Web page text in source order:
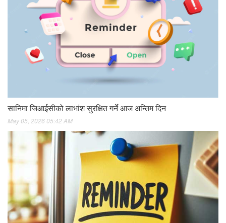
सानिमा जिआईसीको लाभांश सुरक्षित गर्ने आज अन्तिम दिन
May 05, 2026 05:42 AM